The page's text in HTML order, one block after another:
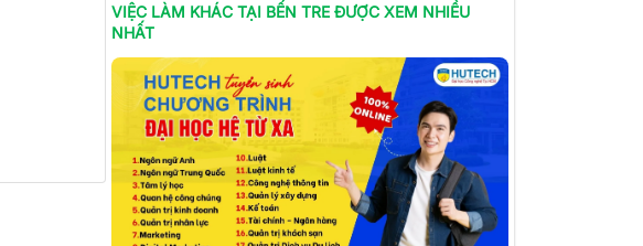
VIỆC LÀM KHÁC TẠI BẾN TRE ĐƯỢC XEM NHIỀU
NHẤT